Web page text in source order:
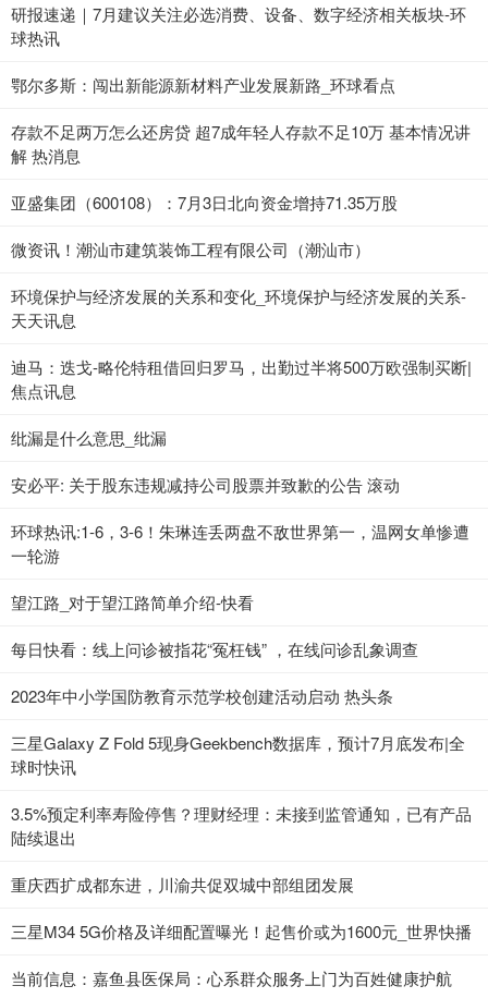
研报速递｜7月建议关注必选消费、设备、数字经济相关板块-环
球热讯
鄂尔多斯：闯出新能源新材料产业发展新路_环球看点
存款不足两万怎么还房贷 超7成年轻人存款不足10万 基本情况讲
解 热消息
亚盛集团（600108）：7月3日北向资金增持71.35万股
微资讯！潮汕市建筑装饰工程有限公司（潮汕市）
环境保护与经济发展的关系和变化_环境保护与经济发展的关系-
天天讯息
迪马：迭戈-略伦特租借回归罗马，出勤过半将500万欧强制买断|
焦点讯息
纰漏是什么意思_纰漏
安必平: 关于股东违规减持公司股票并致歉的公告 滚动
环球热讯:1-6，3-6！朱琳连丢两盘不敌世界第一，温网女单惨遭
一轮游
望江路_对于望江路简单介绍-快看
每日快看：线上问诊被指花“冤枉钱” ，在线问诊乱象调查
2023年中小学国防教育示范学校创建活动启动 热头条
三星Galaxy Z Fold 5现身Geekbench数据库，预计7月底发布|全
球时快讯
3.5%预定利率寿险停售？理财经理：未接到监管通知，已有产品
陆续退出
重庆西扩成都东进，川渝共促双城中部组团发展
三星M34 5G价格及详细配置曝光！起售价或为1600元_世界快播
当前信息：嘉鱼县医保局：心系群众服务上门为百姓健康护航